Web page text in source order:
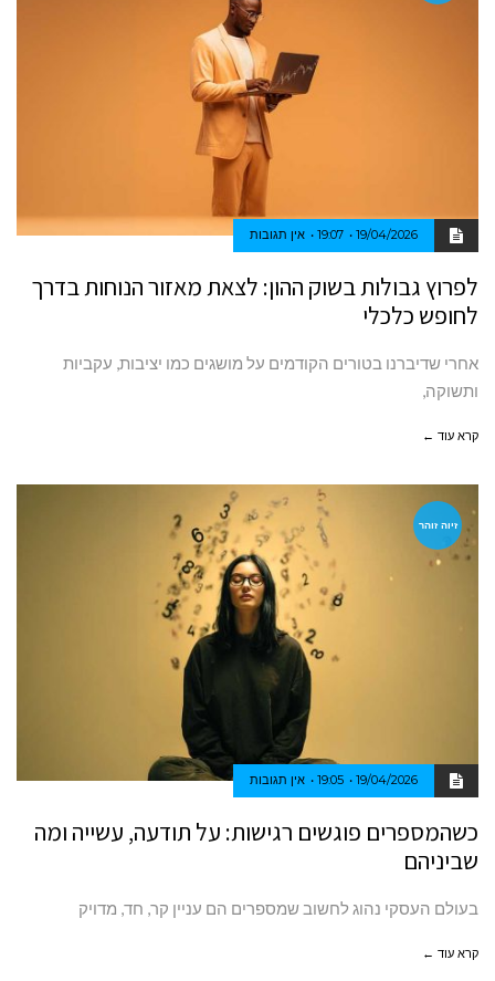
19/04/2026
19:07 אין תגובות
לפרוץ גבולות בשוק ההון: לצאת מאזור הנוחות בדרך
לחופש כלכלי
אחרי שדיברנו בטורים הקודמים על מושגים כמו יציבות, עקביות
ותשוקה,
קרא עוד ←
זיוה זוהר
19/04/2026
19:05 אין תגובות
כשהמספרים פוגשים רגישות: על תודעה, עשייה ומה
שביניהם
בעולם העסקי נהוג לחשוב שמספרים הם עניין קר, חד, מדויק
קרא עוד ←